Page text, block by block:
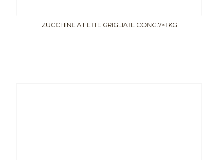
ZUCCHINE A FETTE GRIGLIATE CONG.7×1 KG